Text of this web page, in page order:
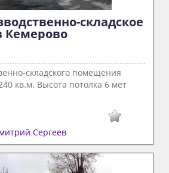
складское
Кемерово
складского помещения
кв.м. Высота потолка 6 мет
Сергеев